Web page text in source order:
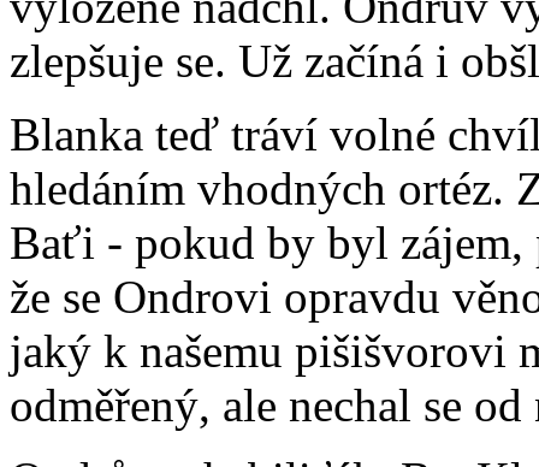
zlepšuje se. Už začíná i
Blanka teď tráví volné
hledáním vhodných ortéz.
Baťi - pokud by byl zájem,
že se Ondrovi opravdu
jaký k našemu pišišvorovi
odměřený, ale nechal se